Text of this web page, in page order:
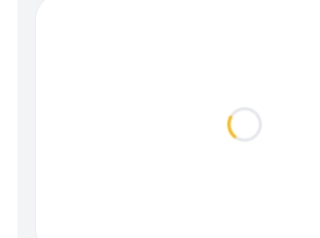
Loading...